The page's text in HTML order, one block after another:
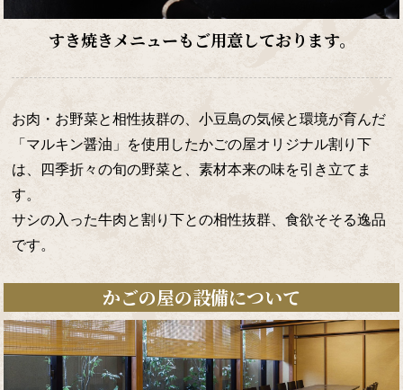
すき焼きメニューもご用意しております。
お肉・お野菜と相性抜群の、小豆島の気候と環境が育んだ
「マルキン醤油」を使用したかごの屋オリジナル割り下
は、四季折々の旬の野菜と、素材本来の味を引き立てま
す。
サシの入った牛肉と割り下との相性抜群、食欲そそる逸品
です。
かごの屋の設備について